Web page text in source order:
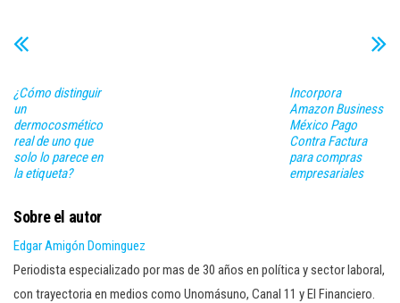
¿Cómo distinguir
un
dermocosmético
real de uno que
solo lo parece en
la etiqueta?
Incorpora
Amazon Business
México Pago
Contra Factura
para compras
empresariales
Sobre el autor
Edgar Amigón Dominguez
Periodista especializado por mas de 30 años en política y sector laboral,
con trayectoria en medios como Unomásuno, Canal 11 y El Financiero.